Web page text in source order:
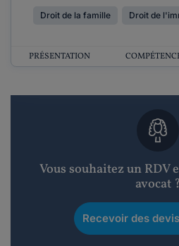
Droit de la famille Droit de
PRÉSENTATION
Vous souhaitez un RDV
avocat ?
Recevoir des